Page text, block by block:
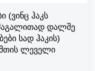
ჰაკს
მაგალითად დალშე
სად ჰაკის)
ლეველი